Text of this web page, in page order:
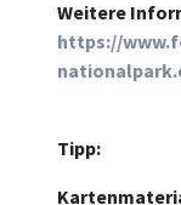
Weitere
https://
Tipp: